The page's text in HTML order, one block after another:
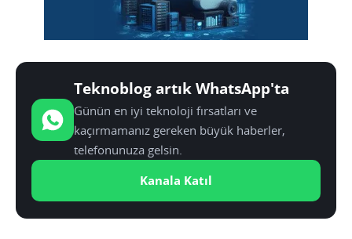
Teknoblog artık WhatsApp'ta
Günün en iyi teknoloji fırsatları ve
kaçırmamanız gereken büyük haberler,
telefonunuza gelsin.
Kanala Katıl